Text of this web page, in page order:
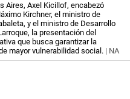
Aires, Axel Kicillof, encabezó
Kirchner, el ministro de
y el ministro de Desarrollo
la presentación del
que busca garantizar la
mayor vulnerabilidad social. | NA